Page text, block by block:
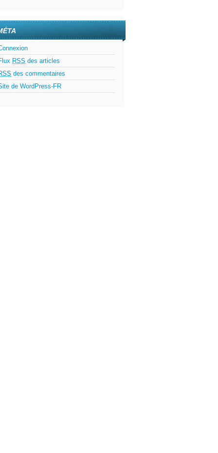
RSS des articles
des commentaires
de WordPress-FR